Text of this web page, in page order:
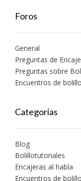
Foros
General
Preguntas de
Preguntas sobre
Encuentros de
Categorías
Blog
Bolillotutoriales
Encajeras al habla
Encuentros de